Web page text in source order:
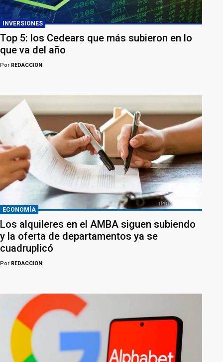
INVERSIONES
Top 5: los Cedears que más subieron en lo
que va del año
Por REDACCION
ECONOMÍA
Los alquileres en el AMBA siguen subiendo
y la oferta de departamentos ya se
cuadruplicó
Por REDACCION